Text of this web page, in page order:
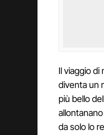
Il viaggio
diventa un
più bello
da solo lo